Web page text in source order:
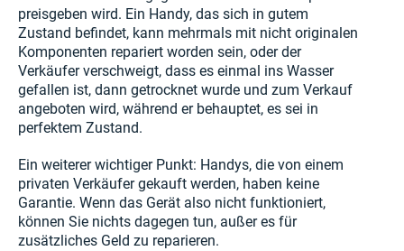
preisgeben wird. Ein Handy, das sich in gutem
Zustand befindet, kann mehrmals mit nicht originalen
Komponenten repariert worden sein, oder der
Verkäufer verschweigt, dass es einmal ins Wasser
gefallen ist, dann getrocknet wurde und zum Verkauf
angeboten wird, während er behauptet, es sei in
perfektem Zustand.
Ein weiterer wichtiger Punkt: Handys, die von einem
privaten Verkäufer gekauft werden, haben keine
Garantie. Wenn das Gerät also nicht funktioniert,
können Sie nichts dagegen tun, außer es für
zusätzliches Geld zu reparieren.